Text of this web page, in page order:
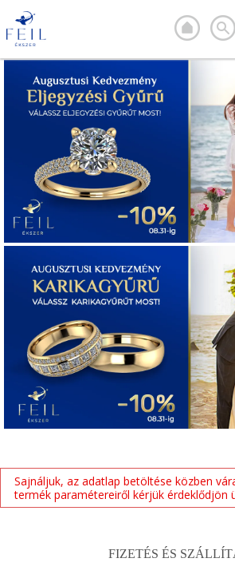
Sajnáljuk, az adatlap betöltése közben
termék paramétereiről kérjük érdeklődjön
FIZETÉS ÉS